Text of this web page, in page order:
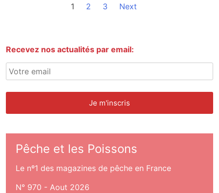
1 2 3 Next
Recevez nos actualités par email:
Pêche et les Poissons
Le nº1 des magazines de pêche en France
N° 970 - Aout 2026